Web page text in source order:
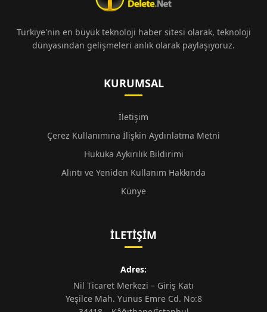
Türkiye'nin en büyük teknoloji haber sitesi olarak, teknoloji
dünyasından gelişmeleri anlık olarak paylaşıyoruz.
KURUMSAL
İletişim
Çerez Kullanımına İlişkin Aydınlatma Metni
Hukuka Aykırılık Bildirimi
Alıntı ve Yeniden Kullanım Hakkında
Künye
İLETIŞIM
Adres:
Nil Ticaret Merkezi – Giriş Katı
Yeşilce Mah. Yunus Emre Cd. No:8